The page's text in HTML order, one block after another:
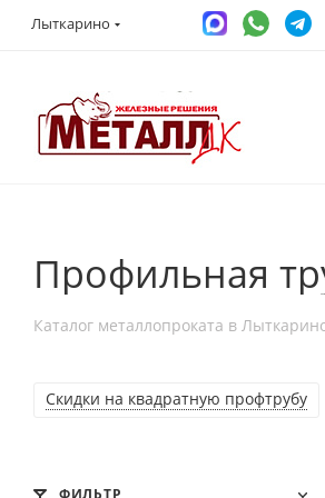
Лыткарино
Профильная
Каталог металлопроката в
Скидки на квадратную профтрубу
ФИЛЬТР